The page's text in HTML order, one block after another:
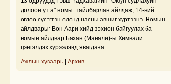
долоон утга" номыг тайлбарлан айлдаж, 14-ний
өглөө сүсэгтэн олонд насны авшиг хүртээнэ. Номын
айлдварыг Вон Аари хийд зохион байгуулах ба
номын айлдвар Бахан (Манали)-ы Химвали
цэнгэлдэх хүрээлэнд явагдана.
Ажлын хуваарь Архив